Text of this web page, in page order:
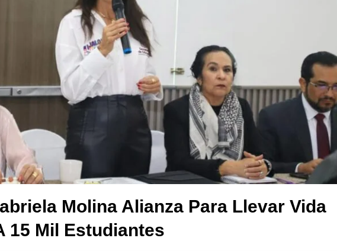
Molina Alianza Para Llevar Vida
15 Mil Estudiantes